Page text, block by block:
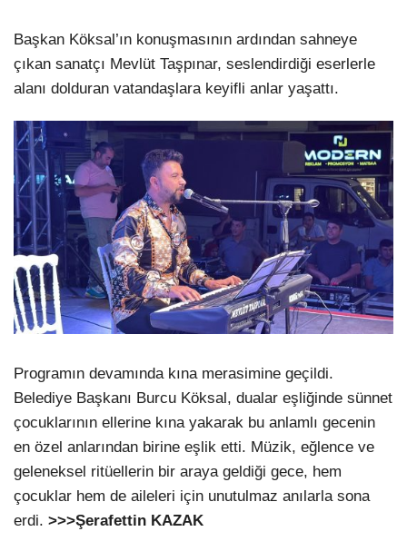
Başkan Köksal’ın konuşmasının ardından sahneye
çıkan sanatçı Mevlüt Taşpınar, seslendirdiği eserlerle
alanı dolduran vatandaşlara keyifli anlar yaşattı.
Programın devamında kına merasimine geçildi.
Belediye Başkanı Burcu Köksal, dualar eşliğinde sünnet
çocuklarının ellerine kına yakarak bu anlamlı gecenin
en özel anlarından birine eşlik etti. Müzik, eğlence ve
geleneksel ritüellerin bir araya geldiği gece, hem
çocuklar hem de aileleri için unutulmaz anılarla sona
erdi. >>>Şerafettin KAZAK